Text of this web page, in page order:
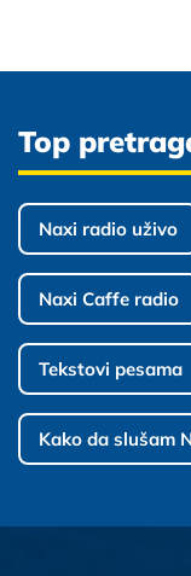
Top
Naxi radio uživo
Naxi Caffe radio
Tekstovi pesama
Kako da slušam